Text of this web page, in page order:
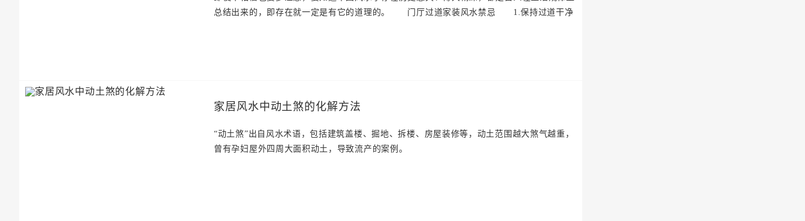
总结出来的，即存在就一定是有它的道理的。 门厅过道家装风水禁忌 1.保持过道干净
家居风水中动土煞的化解方法
“动土煞”出自风水术语，包括建筑盖楼、掘地、拆楼、房屋装修等，动土范围越大煞气越重，
曾有孕妇屋外四周大面积动土，导致流产的案例。